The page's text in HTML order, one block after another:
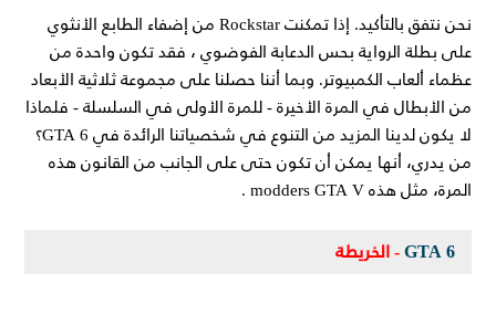
نحن نتفق بالتأكيد. إذا تمكنت Rockstar من إضفاء الطابع الأنثوي
على بطلة الرواية بحس الدعابة الفوضوي ، فقد تكون واحدة من
عظماء ألعاب الكمبيوتر. وبما أننا حصلنا على مجموعة ثلاثية الأبعاد
من الأبطال في المرة الأخيرة - للمرة الأولى في السلسلة - فلماذا
لا يكون لدينا المزيد من التنوع في شخصياتنا الرائدة في GTA 6؟
من يدري، أنها يمكن أن تكون حتى على الجانب من القانون هذه
المرة، مثل هذه modders GTA V .
GTA 6- الخريطة